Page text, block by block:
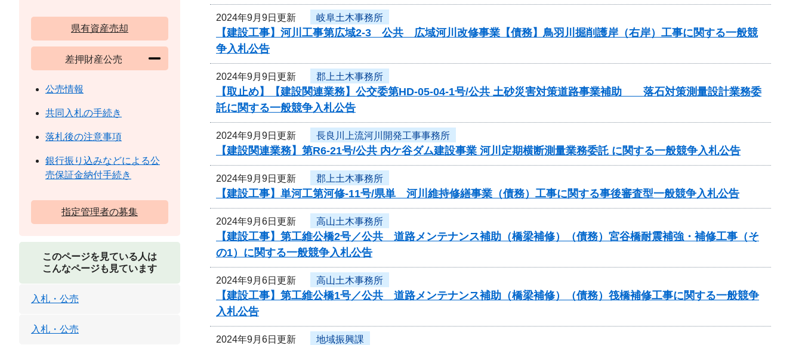
2024年9月9日更新 岐阜土木事務所
【建設工事】河川工事第広域2-3 公共 広域河川改修事業【債務】鳥羽川掘削護岸（右岸）工事に関する一般競
争入札公告
2024年9月9日更新 郡上土木事務所
【取止め】【建設関連業務】公交委第HD-05-04-1号/公共 土砂災害対策道路事業補助 落石対策測量設計業務委
託に関する一般競争入札公告
2024年9月9日更新 長良川上流河川開発工事事務所
【建設関連業務】第R6-21号/公共 内ケ谷ダム建設事業 河川定期横断測量業務委託 に関する一般競争入札公告
2024年9月9日更新 郡上土木事務所
【建設工事】単河工第河修-11号/県単 河川維持修繕事業（債務）工事に関する事後審査型一般競争入札公告
2024年9月6日更新 高山土木事務所
【建設工事】第工維公橋2号／公共 道路メンテナンス補助（橋梁補修）（債務）宮谷橋耐震補強・補修工事（そ
の1）に関する一般競争入札公告
2024年9月6日更新 高山土木事務所
【建設工事】第工維公橋1号／公共 道路メンテナンス補助（橋梁補修）（債務）筏橋補修工事に関する一般競争
入札公告
2024年9月6日更新 地域振興課
県有資産売却
差押財産公売
公売情報
共同入札の手続き
落札後の注意事項
銀行振り込みなどによる公
売保証金納付手続き
指定管理者の募集
このページを見ている人は
こんなページも見ています
入札・公売
入札・公売